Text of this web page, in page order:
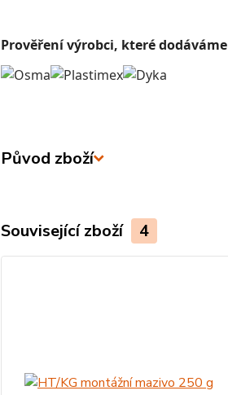
Prověření výrobci, které dodáváme
Původ zboží
Související zboží 4